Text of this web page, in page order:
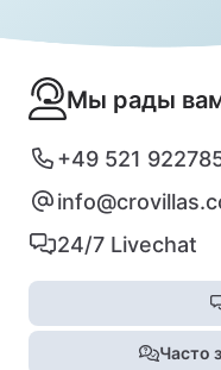
Мы рады
+49 521
24/7 Livechat
Часто